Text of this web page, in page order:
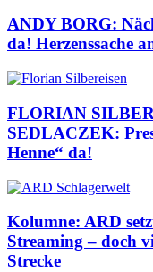
ANDY BORG:
da! Herzenssache
FLORIAN
SEDLACZEK:
Henne“ da!
Kolumne: ARD
Streaming – doch
Strecke